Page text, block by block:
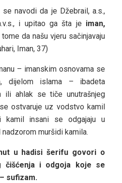
navodi da je Džebrail, a.s.,
i upitao ga šta je iman,
da našu vjeru sačinjavaju
Iman, 37)
– imanskim osnovama se
dijelom islama – ibadeta
ili ahlak se tiče unutrašnjeg
ostvaruje uz vodstvo kamil
kamil insani se odgajaju u
muršidi kamila.
u hadisi šerifu govori o
čišćenja i odgoja koje se
sufizam.